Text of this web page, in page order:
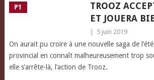
P1
TROOZ
ET JOUERA
5 juin 2019
On aurait pu croire à une nouvelle saga de
provincial en connaît malheureusement trop
elle s’arrête-là, l’action de Trooz.